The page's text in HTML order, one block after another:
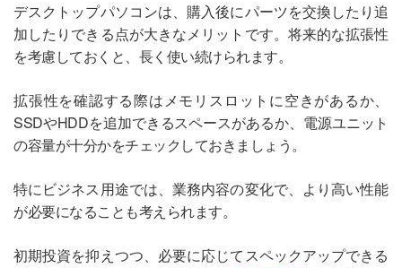
デスクトップパソコンは、購入後にパーツを交換したり追
加したりできる点が大きなメリットです。将来的な拡張性
を考慮しておくと、長く使い続けられます。
拡張性を確認する際はメモリスロットに空きがあるか、
SSDやHDDを追加できるスペースがあるか、電源ユニット
の容量が十分かをチェックしておきましょう。
特にビジネス用途では、業務内容の変化で、より高い性能
が必要になることも考えられます。
初期投資を抑えつつ、必要に応じてスペックアップできる